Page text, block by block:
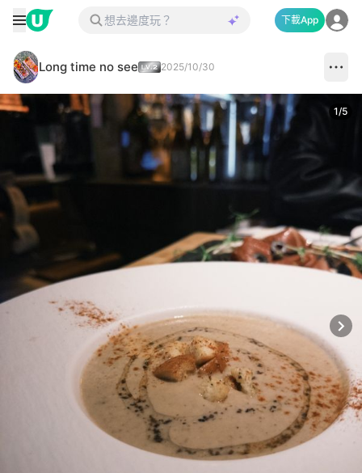
下載App
Long time no see 2025/10/30
1/5